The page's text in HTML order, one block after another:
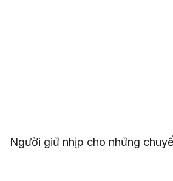
Người giữ nhịp cho những